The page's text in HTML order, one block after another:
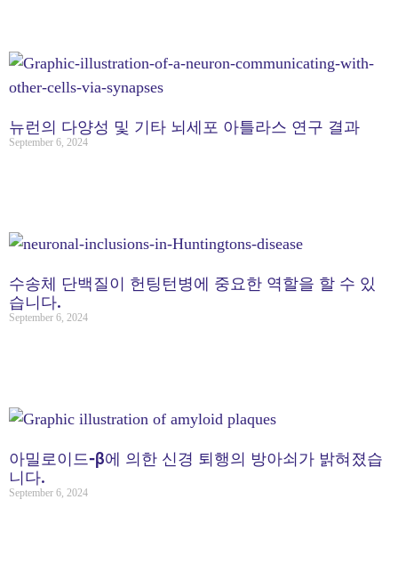
뉴런의 다양성 및 기타 뇌세포 아틀라스 연구 결과
September 6, 2024
수송체 단백질이 헌팅턴병에 중요한 역할을 할 수 있
습니다.
September 6, 2024
아밀로이드-β에 의한 신경 퇴행의 방아쇠가 밝혀졌습
니다.
September 6, 2024